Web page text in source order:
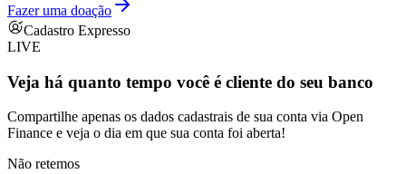
Fazer uma doação
Cadastro Expresso
LIVE
Veja há quanto tempo você é cliente do seu banco
Compartilhe apenas os dados cadastrais de sua conta via Open
Finance e veja o dia em que sua conta foi aberta!
Não retemos